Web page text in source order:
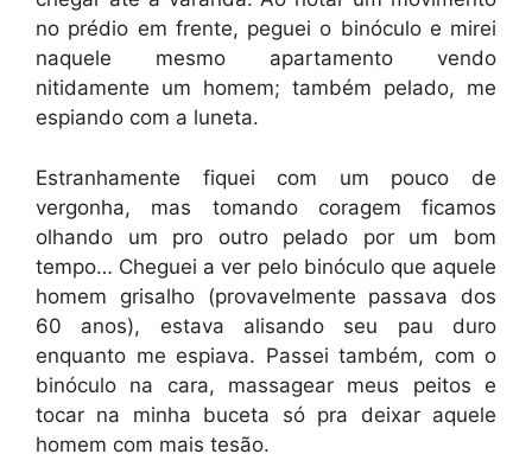
no prédio em frente, peguei o binóculo e mirei
naquele mesmo apartamento vendo
nitidamente um homem; também pelado, me
espiando com a luneta.
Estranhamente fiquei com um pouco de
vergonha, mas tomando coragem ficamos
olhando um pro outro pelado por um bom
tempo… Cheguei a ver pelo binóculo que aquele
homem grisalho (provavelmente passava dos
60 anos), estava alisando seu pau duro
enquanto me espiava. Passei também, com o
binóculo na cara, massagear meus peitos e
tocar na minha buceta só pra deixar aquele
homem com mais tesão.